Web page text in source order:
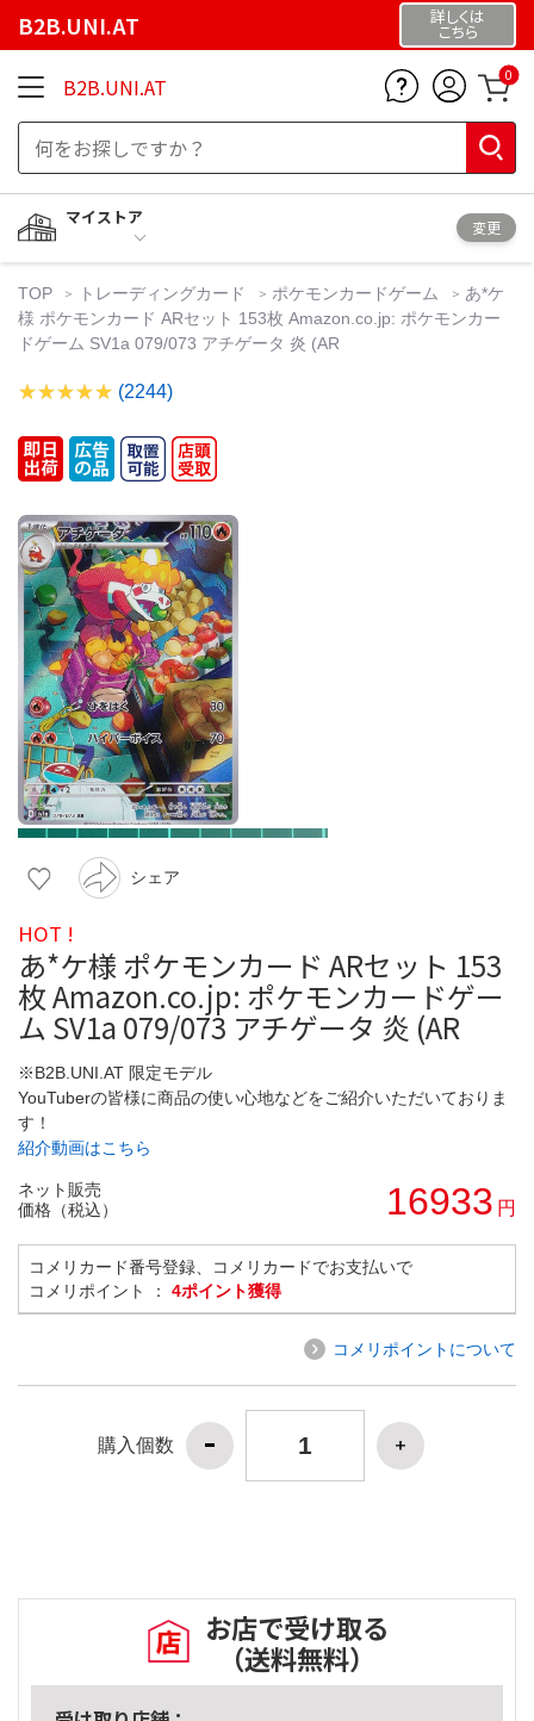
B2B.UNI.AT 詳しくは
こちら
B2B.UNI.AT 0
マイストア
変更
TOP トレーディングカード ポケモンカードゲーム
あ*ケ
様 ポケモンカード ARセット 153枚 Amazon.co.jp: ポケモンカー
ドゲーム SV1a 079/073 アチゲータ 炎 (AR
(2244)
シェア
HOT !
あ*ケ様 ポケモンカード ARセット 153
枚 Amazon.co.jp: ポケモンカードゲー
ム SV1a 079/073 アチゲータ 炎 (AR
※B2B.UNI.AT 限定モデル
YouTuberの皆様に商品の使い心地などをご紹介いただいておりま
す！
紹介動画はこちら
ネット販売
価格（税込）
16933 円
コメリカード番号登録、コメリカードでお支払いで
コメリポイント ： 4ポイント獲得
コメリポイントについて
購入個数
お店で受け取る
（送料無料）